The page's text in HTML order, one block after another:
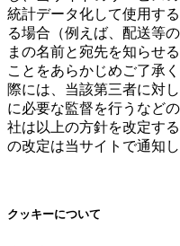
統計データ化して使用す
る場合（例えば、配送等
まの名前と宛先を知らせ
ことをあらかじめご了承
際には、当該第三者に対
に必要な監督を行うなど
社は以上の方針を改定す
の改定は当サイトで通知し
クッキーについて